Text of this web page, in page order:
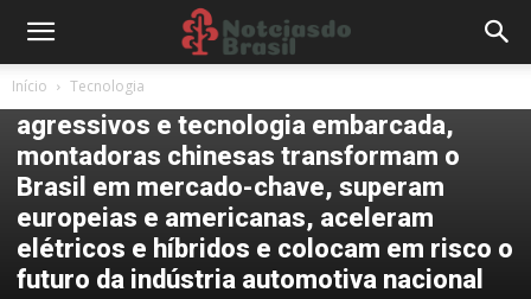
Início Tecnologia
Com vendas recordes, preços
agressivos e tecnologia embarcada,
montadoras chinesas transformam o
Brasil em mercado-chave, superam
europeias e americanas, aceleram
elétricos e híbridos e colocam em risco o
futuro da indústria automotiva nacional